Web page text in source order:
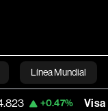
Línea Mundial
Bloomberg
Visa 362.50 -